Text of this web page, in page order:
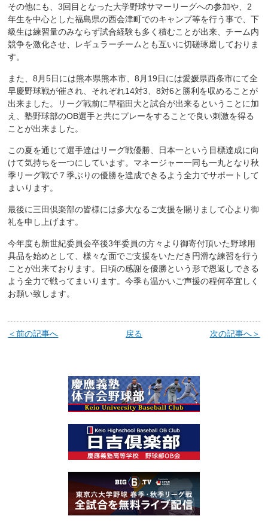
その他にも、3回目となった大学野球サマーリーグへの参加や、2
年生を中心とした福島県の西会津町でのキャンプ等を行う事で、下
級生は練習量のみならず試合経験も多く積むことが出来、チーム内
競争を激化させ、レギュラーチームとも互いに切磋琢磨しておりま
す。
また、8月5日には熊本県熊本市、8月19日には愛媛県西条市にて全
早慶野球戦が催され、それぞれ14対3、8対6と勝利を収めることが
出来ました。リーグ戦前に早稲田大と試合が出来るということに加
え、塾野球部のOB選手と共にプレーをすることで良い刺激を得る
ことが出来ました。
この夏を通じて選手達はリーグ戦優勝、日本一という目標達成に向
けて気持ちを一つにしています。マネージャー一同も一丸となり秋
季リーグ戦で７季ぶりの優勝を達成できるよう全力でサポートして
まいります。
最後に三田倶楽部の皆様には多大なるご支援を賜りまして心より御
礼を申し上げます。
今年度も新世紀委員会卒後3年委員の方々より御寄付頂いた野球用
具品を始めとして、様々な面でご支援をいただき円滑な練習を行う
ことが出来ております。日頃の感謝を優勝という形で恩返しできる
よう全力で戦ってまいります。今季も温かいご声援の程何卒宜しく
お願い致します。
＜前の記事へ 戻る 次の記事へ＞